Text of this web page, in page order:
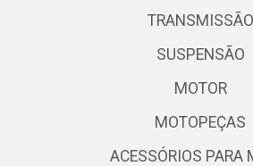
TRANSMISSÃO
SUSPENSÃO
MOTOR
MOTOPEÇAS
ACESSÓRIOS PARA